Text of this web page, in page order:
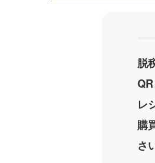
脱
レ
購
さ